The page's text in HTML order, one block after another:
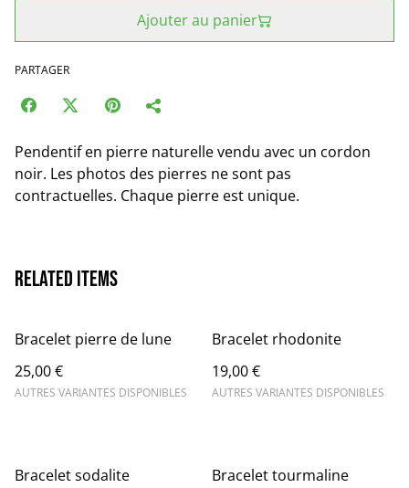
Ajouter au panier
PARTAGER
Pendentif en pierre naturelle vendu avec un cordon
noir. Les photos des pierres ne sont pas
contractuelles. Chaque pierre est unique.
Related items
Bracelet pierre de lune
25,00 €
AUTRES VARIANTES DISPONIBLES
Bracelet rhodonite
19,00 €
AUTRES VARIANTES DISPONIBLES
Bracelet sodalite Bracelet tourmaline